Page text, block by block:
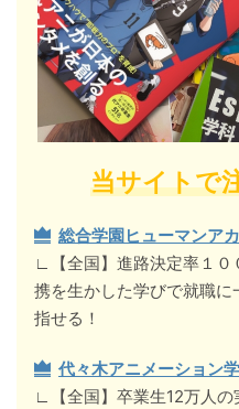
当サイトで
総合学園ヒューマンア
∟【全国】進路決定率１０
携を生かした学びで就職に
指せる！
代々木アニメーション
∟【全国】卒業生12万人